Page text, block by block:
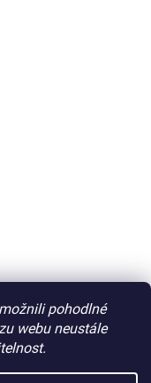
pohodlné
webu neustále